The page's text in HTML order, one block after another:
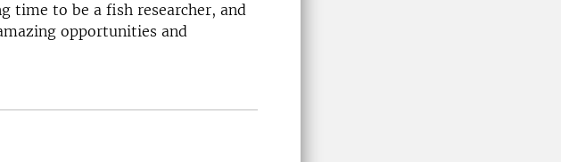
time to be a fish researcher, and
opportunities and